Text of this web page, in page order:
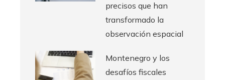
precisos que han
transformado la
observación espacial
Montenegro y los
desafíos fiscales